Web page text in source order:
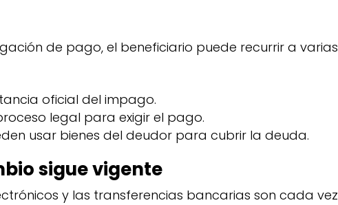
de pago, el beneficiario puede recurrir a varias
oficial del impago.
legal para exigir el pago.
usar bienes del deudor para cubrir la deuda.
sigue vigente
y las transferencias bancarias son cada vez